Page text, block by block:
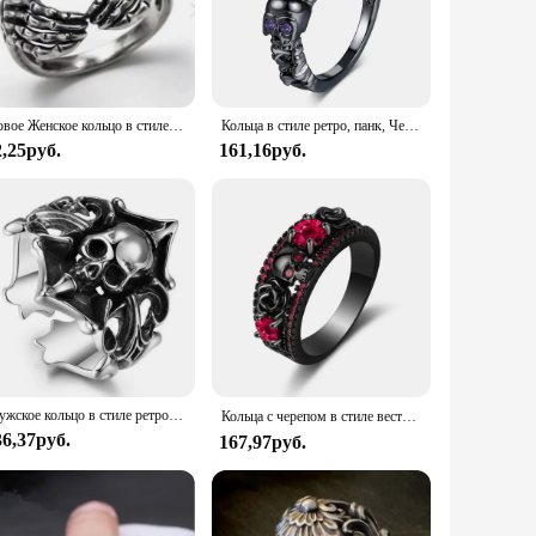
a striking skull motif that's sure to turn heads. Its
construction ensures it can withstand the rigors of daily
modern edge. Whether you're looking to accessorize a
both men and women, offering a unique and edgy
of occasions, from a laid-back day out to a more
looking to expand your product offerings or an
Новое Женское кольцо в стиле ретро Кольца в стиле ретро, панк, Череп, готические кольца для женщин и мужчин, украшения на Хэллоуин, готические большие черные золотые кольца, оптовая продажа, модные украшения R523
161,16руб.
Мужское кольцо в стиле ретро с имитацией черепа Кольца с черепом в стиле вестерн-панк, винтажные кольца с красным цирконом и черной меди для модных ювелирных изделий, аксессуаров, подарков в стиле ретро, готики 반지
167,97руб.